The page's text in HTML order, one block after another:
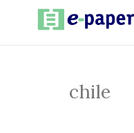
chile